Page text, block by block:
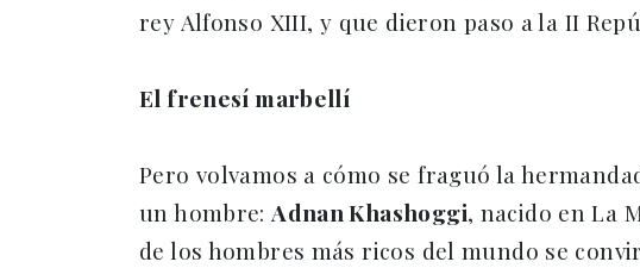
rey Alfonso XIII, y que dieron paso a la II
El frenesí marbellí
Pero volvamos a cómo se fraguó la
un hombre: Adnan Khashoggi, nacido en La
de los hombres más ricos del mundo se